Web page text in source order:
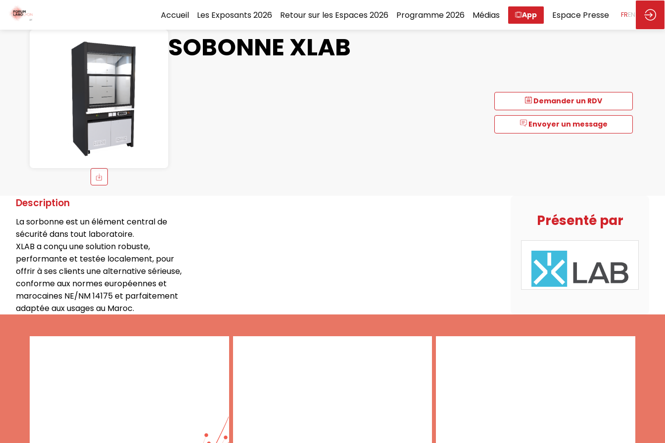
Accueil Les Exposants 2026 Retour sur les Espaces 2026 Programme 2026 Médias App Espace Presse FREN
Demander un RDV
Envoyer un message
SOBONNE XLAB
Description
La sorbonne est un élément central de
sécurité dans tout laboratoire.
XLAB a conçu une solution robuste,
performante et testée localement, pour
offrir à ses clients une alternative sérieuse,
conforme aux normes européennes et
marocaines NE/NM 14175 et parfaitement
adaptée aux usages au Maroc.
Présenté par